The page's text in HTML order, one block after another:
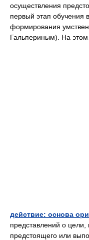
осуществления
первый этап обучения
формирования
Гальпериным). На
действие: основа
представлений о цели,
предстоящего или